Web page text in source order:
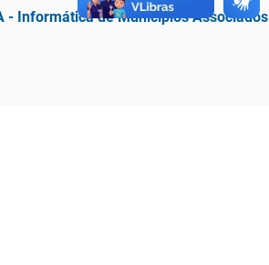
- Informática de Municípios Associados